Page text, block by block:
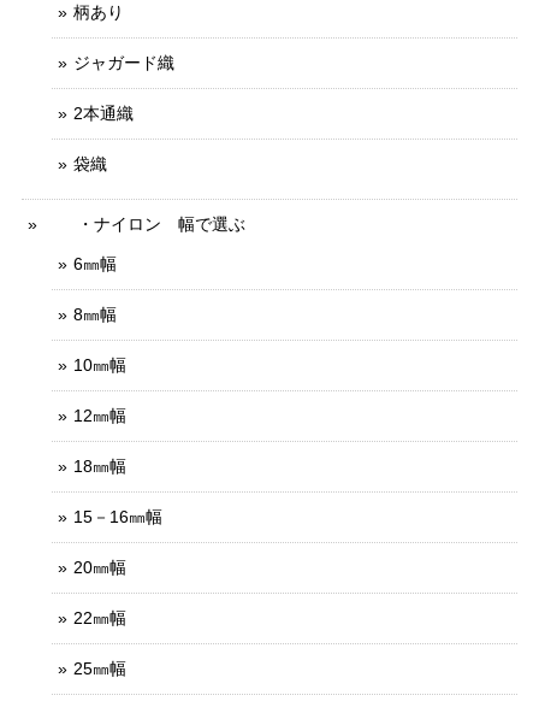
柄あり
ジャガード織
2本通織
袋織
・ナイロン 幅で選ぶ
6㎜幅
8㎜幅
10㎜幅
12㎜幅
18㎜幅
15－16㎜幅
20㎜幅
22㎜幅
25㎜幅